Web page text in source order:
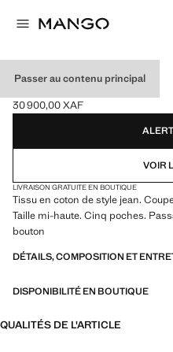
Passer au contenu principal
JEAN REGULAR-FIT
Prix actuel [30 900,00 XAF ]
30 900,00 XAF
Choisissez une couleur
VOIR
LIVRAISON GRATUITE EN BOUTIQUE
Tissu en coton de style jean.
Taille mi-haute. Cinq poches.
bouton
DÉTAILS, COMPOSITION ET
DISPONIBILITÉ EN BOUTIQUE
QUALITÉS DE L'ARTICLE